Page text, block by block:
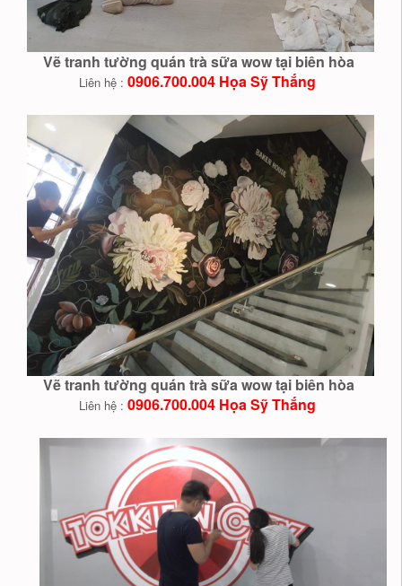
Vẽ tranh tường quán trà sữa wow tại biên hòa
Liên hệ : 0906.700.004 Họa Sỹ Thắng
Vẽ tranh tường quán trà sữa wow tại biên hòa
Liên hệ : 0906.700.004 Họa Sỹ Thắng